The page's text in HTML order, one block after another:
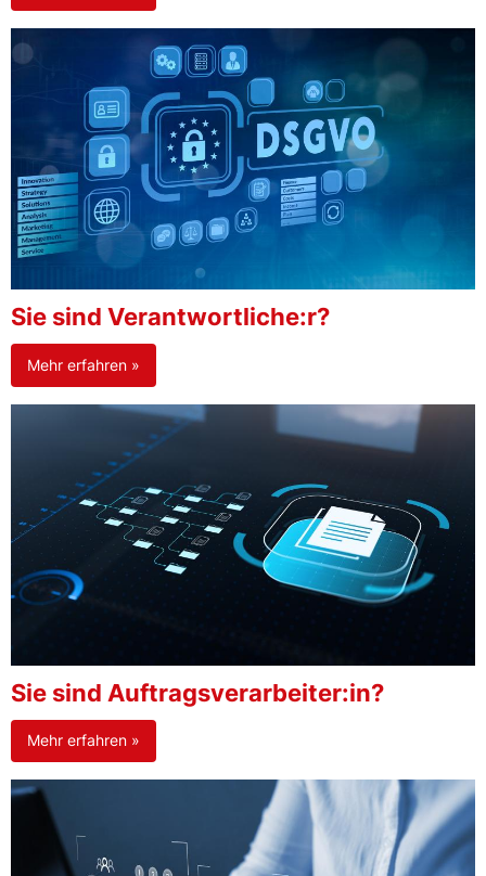
Sie sind Verantwortliche:r?
Mehr erfahren »
Sie sind Auftragsverarbeiter:in?
Mehr erfahren »